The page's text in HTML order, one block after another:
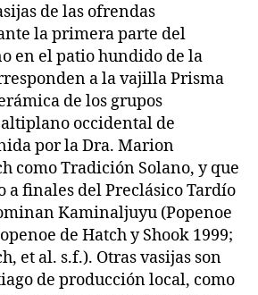
de las ofrendas
la primera parte del
en el patio hundido de la
a la vajilla Prisma
de los grupos
occidental de
por la Dra. Marion
como Tradición Solano, y que
a finales del Preclásico Tardío
Kaminaljuyu (Popenoe
de Hatch y Shook 1999;
et al. s.f.). Otras vasijas son
de producción local, como